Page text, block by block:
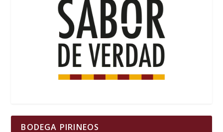
BODEGA PIRINEOS